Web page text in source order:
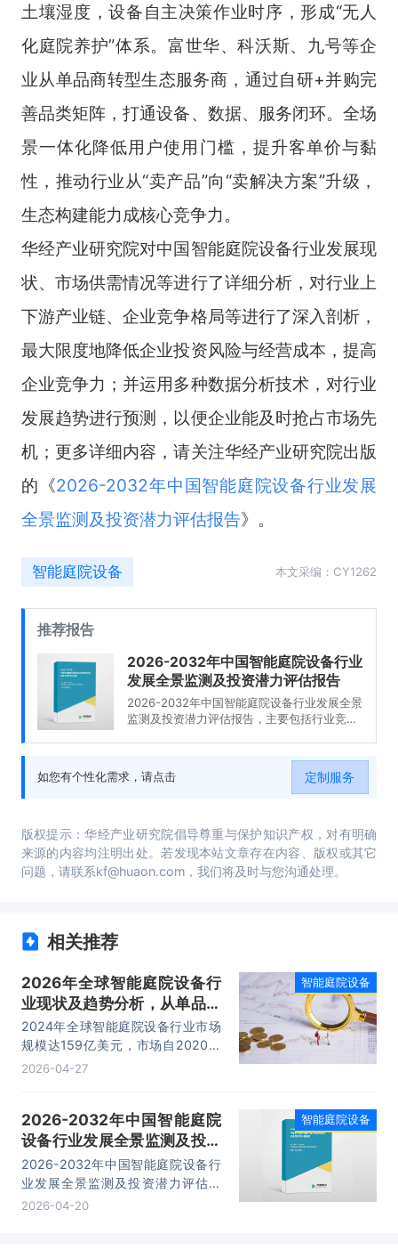
土壤湿度，设备自主决策作业时序，形成“无人
化庭院养护”体系。富世华、科沃斯、九号等企
业从单品商转型生态服务商，通过自研+并购完
善品类矩阵，打通设备、数据、服务闭环。全场
景一体化降低用户使用门槛，提升客单价与黏
性，推动行业从“卖产品”向“卖解决方案”升级，
生态构建能力成核心竞争力。
华经产业研究院对中国智能庭院设备行业发展现
状、市场供需情况等进行了详细分析，对行业上
下游产业链、企业竞争格局等进行了深入剖析，
最大限度地降低企业投资风险与经营成本，提高
企业竞争力；并运用多种数据分析技术，对行业
发展趋势进行预测，以便企业能及时抢占市场先
机；更多详细内容，请关注华经产业研究院出版
的《2026-2032年中国智能庭院设备行业发展
全景监测及投资潜力评估报告》。
智能庭院设备 本文采编：CY1262
推荐报告
2026-2032年中国智能庭院设备行业
发展全景监测及投资潜力评估报告
2026-2032年中国智能庭院设备行业发展全景
监测及投资潜力评估报告，主要包括行业竞争
如您有个性化需求，请点击
定制服务
版权提示：华经产业研究院倡导尊重与保护知识产权，对有明确
来源的内容均注明出处。若发现本站文章存在内容、版权或其它
问题，请联系kf@huaon.com，我们将及时与您沟通处理。
相关推荐
2026年全球智能庭院设备行
业现状及趋势分析，从单品竞
争到全场景一体化，构建庭院
智能中枢「图」
2024年全球智能庭院设备行业市场
规模达159亿美元，市场自2020年
来持续扩张，2024-2029年复合年
2026-04-27
智能庭院设备
2026-2032年中国智能庭院
设备行业发展全景监测及投资
潜力评估报告
2026-2032年中国智能庭院设备行
业发展全景监测及投资潜力评估报
告，主要包括行业竞争格局分析、主
2026-04-20
智能庭院设备